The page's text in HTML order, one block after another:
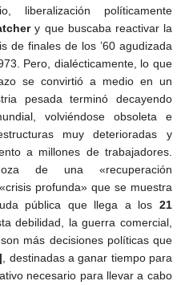
liberalización políticamente
y que buscaba reactivar la
de finales de los ’60 agudizada
Pero, dialécticamente, lo que
se convirtió a medio en un
pesada terminó decayendo
volviéndose obsoleta e
muy deterioradas y
a millones de trabajadores.
de una «recuperación
profunda» que se muestra
pública que llega a los 21
debilidad, la guerra comercial,
más decisiones políticas que
, destinadas a ganar tiempo para
necesario para llevar a cabo